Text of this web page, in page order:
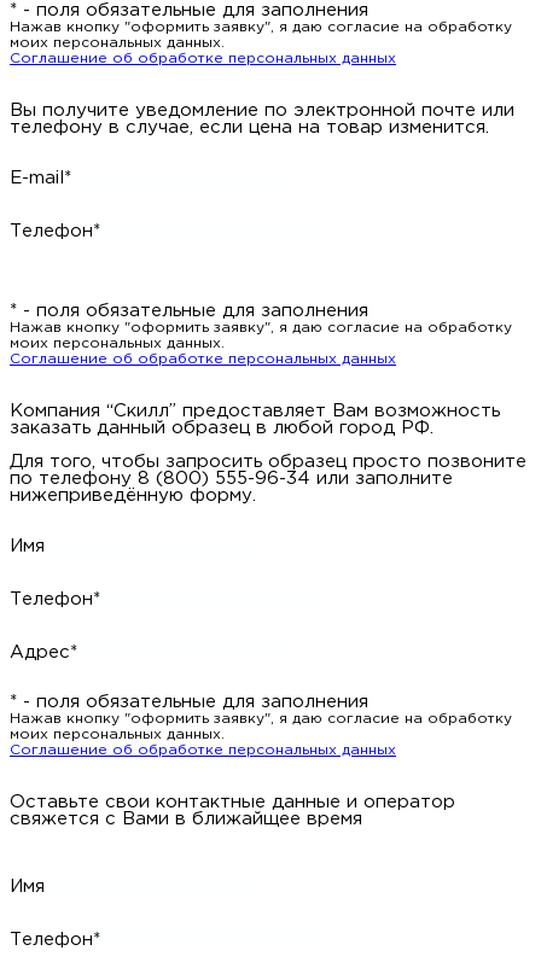
* - поля обязательные для заполнения
Нажав кнопку "оформить заявку", я даю согласие на обработку
моих персональных данных.
Соглашение об обработке персональных данных
Вы получите уведомление по электронной почте или
телефону в случае, если цена на товар изменится.
E-mail*
Телефон*
* - поля обязательные для заполнения
Нажав кнопку "оформить заявку", я даю согласие на обработку
моих персональных данных.
Соглашение об обработке персональных данных
Компания “Скилл” предоставляет Вам возможность
заказать данный образец в любой город РФ.
Для того, чтобы запросить образец просто позвоните
по телефону 8 (800) 555-96-34 или заполните
нижеприведённую форму.
Имя
Телефон*
Адрес*
* - поля обязательные для заполнения
Нажав кнопку "оформить заявку", я даю согласие на обработку
моих персональных данных.
Соглашение об обработке персональных данных
Оставьте свои контактные данные и оператор
свяжется с Вами в ближайщее время
Имя
Телефон*